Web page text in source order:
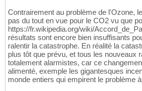
Contrairement au problème de l'Ozone,
pas du tout en vue pour le CO2 vu que
https://fr.wikipedia.org/wiki/
résultats sont encore bien insuffisants
ralentir la catastrophe. En réalité la
plus tôt que prévu, et tous les nouveaux
totalement alarmistes, car ce
alimenté, exemple les gigantesques
monde entiers qui empirent le problème